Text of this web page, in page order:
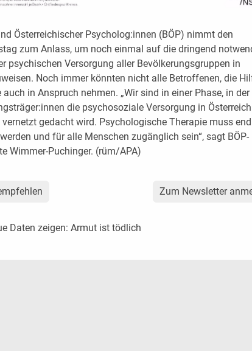
Österreichischer Psycholog:innen (BÖP) nimmt den
zum Anlass, um noch einmal auf die dringend
psychischen Versorgung aller Bevölkerungsgruppen in
Noch immer könnten nicht alle Betroffenen, die
auch in Anspruch nehmen. „Wir sind in einer Phase, in der
die psychosoziale Versorgung in Österreich
gedacht wird. Psychologische Therapie muss
und für alle Menschen zugänglich sein“, sagt BÖP-
Wimmer-Puchinger. (rüm/APA)
Zum Newsletter
Daten zeigen: Armut ist tödlich